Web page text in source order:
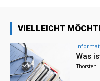
VIELLEICHT
Was
Thorsten